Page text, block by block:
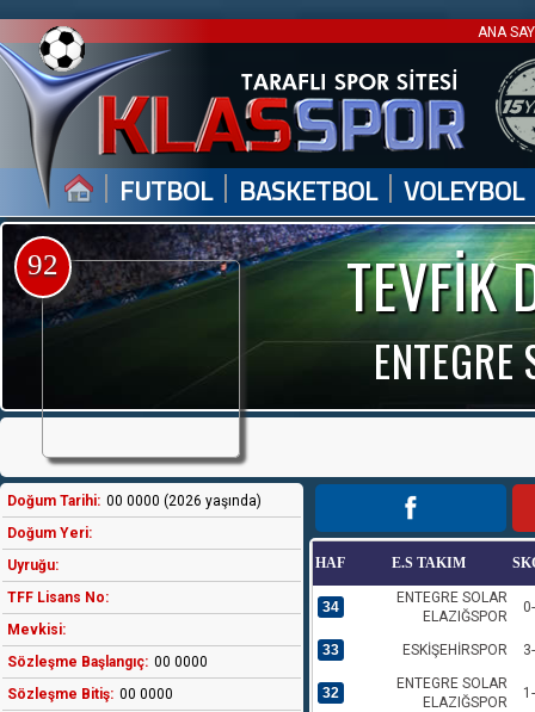
ANA
| FUTBOL | BASKETBOL | VOLEYBOL
TEVFİK
92
Doğum Tarihi: 00 0000 (2026 yaşında)
Doğum Yeri:
Uyruğu:
TFF Lisans No:
Mevkisi:
Sözleşme Başlangıç: 00 0000
Sözleşme Bitiş: 00 0000
HAF E.S TAKIM
34
ENTEGRE SOLAR
ELAZIĞSPOR
33 ESKİŞEHİRSPOR
32
ENTEGRE SOLAR
ELAZIĞSPOR